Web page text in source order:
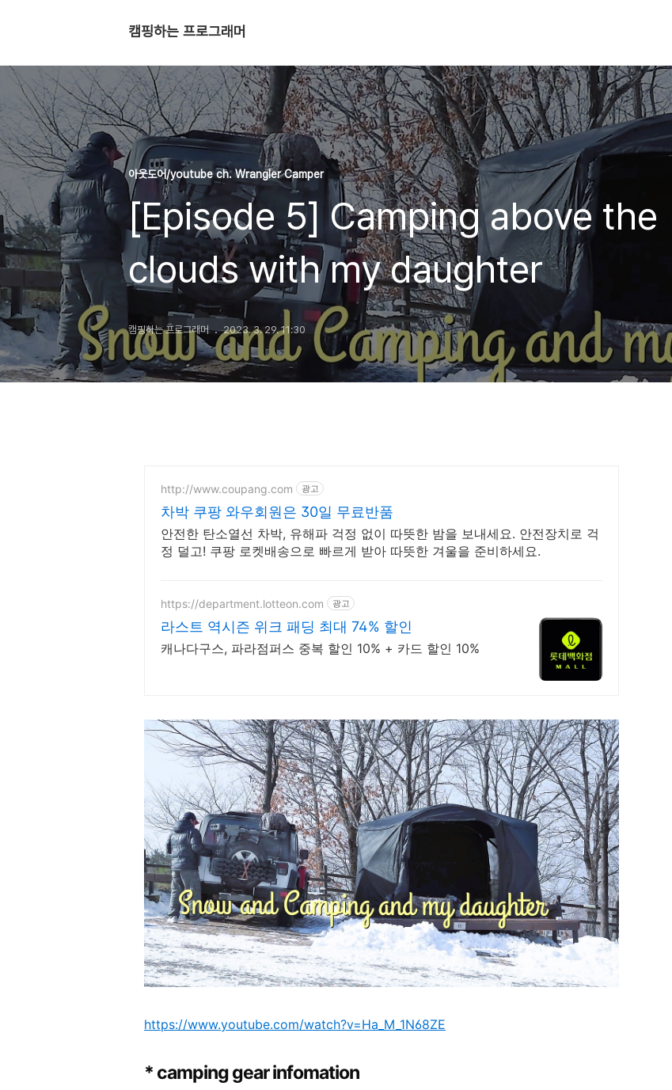
캠핑하는 프로그래머
아웃도어/youtube ch. Wrangler Camper
[Episode 5] Camping above the
clouds with my daughter
캠핑하는 프로그래머 2023. 3. 29. 11:30
http://www.coupang.com 광고
차박 쿠팡 와우회원은 30일 무료반품
안전한 탄소열선 차박, 유해파 걱정 없이 따뜻한 밤을 보내세요. 안전장치로 걱
정 덜고! 쿠팡 로켓배송으로 빠르게 받아 따뜻한 겨울을 준비하세요.
https://department.lotteon.com 광고
라스트 역시즌 위크 패딩 최대 74% 할인
캐나다구스, 파라점퍼스 중복 할인 10% + 카드 할인 10%
https://www.youtube.com/watch?v=Ha_M_1N68ZE
* camping gear infomation